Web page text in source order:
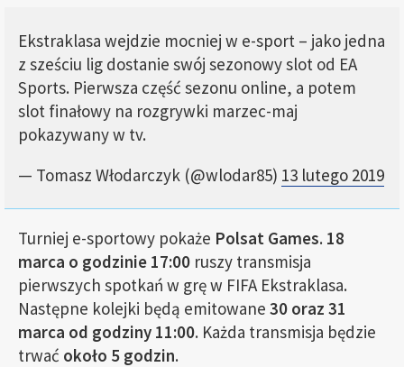
Ekstraklasa wejdzie mocniej w e-sport – jako jedna
z sześciu lig dostanie swój sezonowy slot od EA
Sports. Pierwsza część sezonu online, a potem
slot finałowy na rozgrywki marzec-maj
pokazywany w tv.
— Tomasz Włodarczyk (@wlodar85) 13 lutego 2019
Turniej e-sportowy pokaże Polsat Games. 18
marca o godzinie 17:00 ruszy transmisja
pierwszych spotkań w grę w FIFA Ekstraklasa.
Następne kolejki będą emitowane 30 oraz 31
marca od godziny 11:00. Każda transmisja będzie
trwać około 5 godzin.